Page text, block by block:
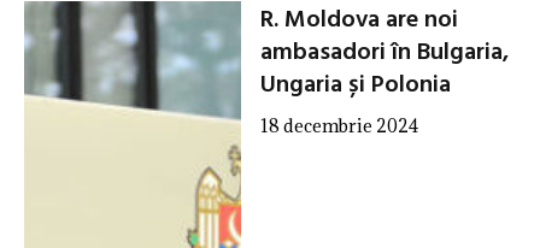
R. Moldova are noi
ambasadori în Bulgaria,
Ungaria și Polonia
18 decembrie 2024